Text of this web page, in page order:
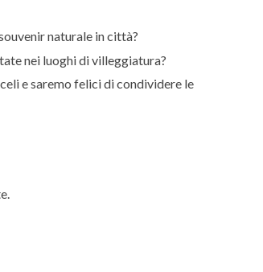
naturale in città?
nei luoghi di villeggiatura?
e saremo felici di condividere le